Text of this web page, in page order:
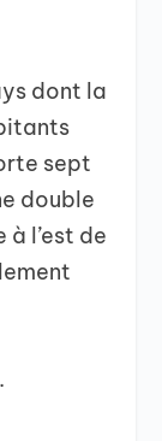
dont la
sept
double
l’est de